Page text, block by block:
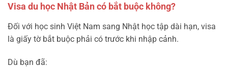
Visa du học Nhật Bản có bắt buộc không?
Đối với học sinh Việt Nam sang Nhật học tập dài hạn, visa
là giấy tờ bắt buộc phải có trước khi nhập cảnh.
Dù bạn đã: